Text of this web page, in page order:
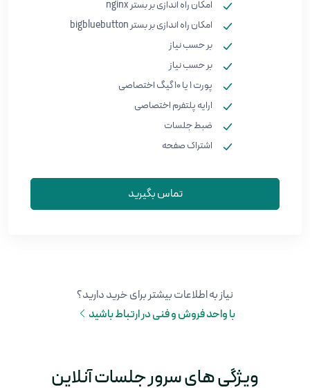
امکان راه اندازی بر بستر nginx
امکان راه اندازی بر بستر bigbluebutton
بر حسب نیاز
بر حسب نیاز
پورت ۱ یا ۱۰ گیگ اختصاصی
ارایه پلتفرم اختصاصی
ضبط جلسات
اشتراک صفحه
تماس بگیرید
نیاز به اطلاعات بیشتر برای خرید دارید؟
با واحد فروش و فنی در ارتباط باشید
ویژگی های سرور جلسات آنلاین